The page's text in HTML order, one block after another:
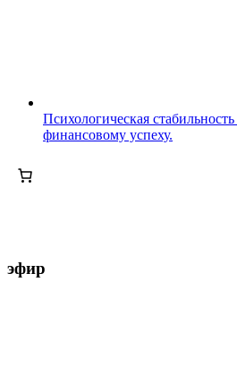
Психологическая
финансовому успеху.
эфир